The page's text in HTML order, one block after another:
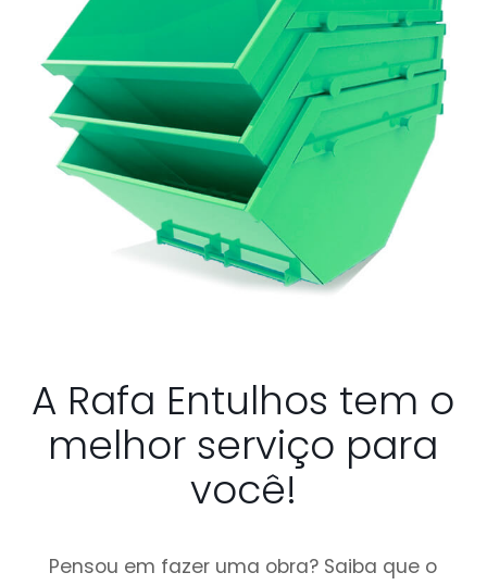
A Rafa Entulhos tem o
melhor serviço para
você!
Pensou em fazer uma obra? Saiba que o